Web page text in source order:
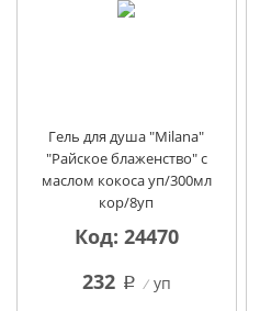
Гель для душа "Milana"
"Райское блаженство" с
маслом кокоса уп/300мл
кор/8уп
Код: 24470
232 q уп